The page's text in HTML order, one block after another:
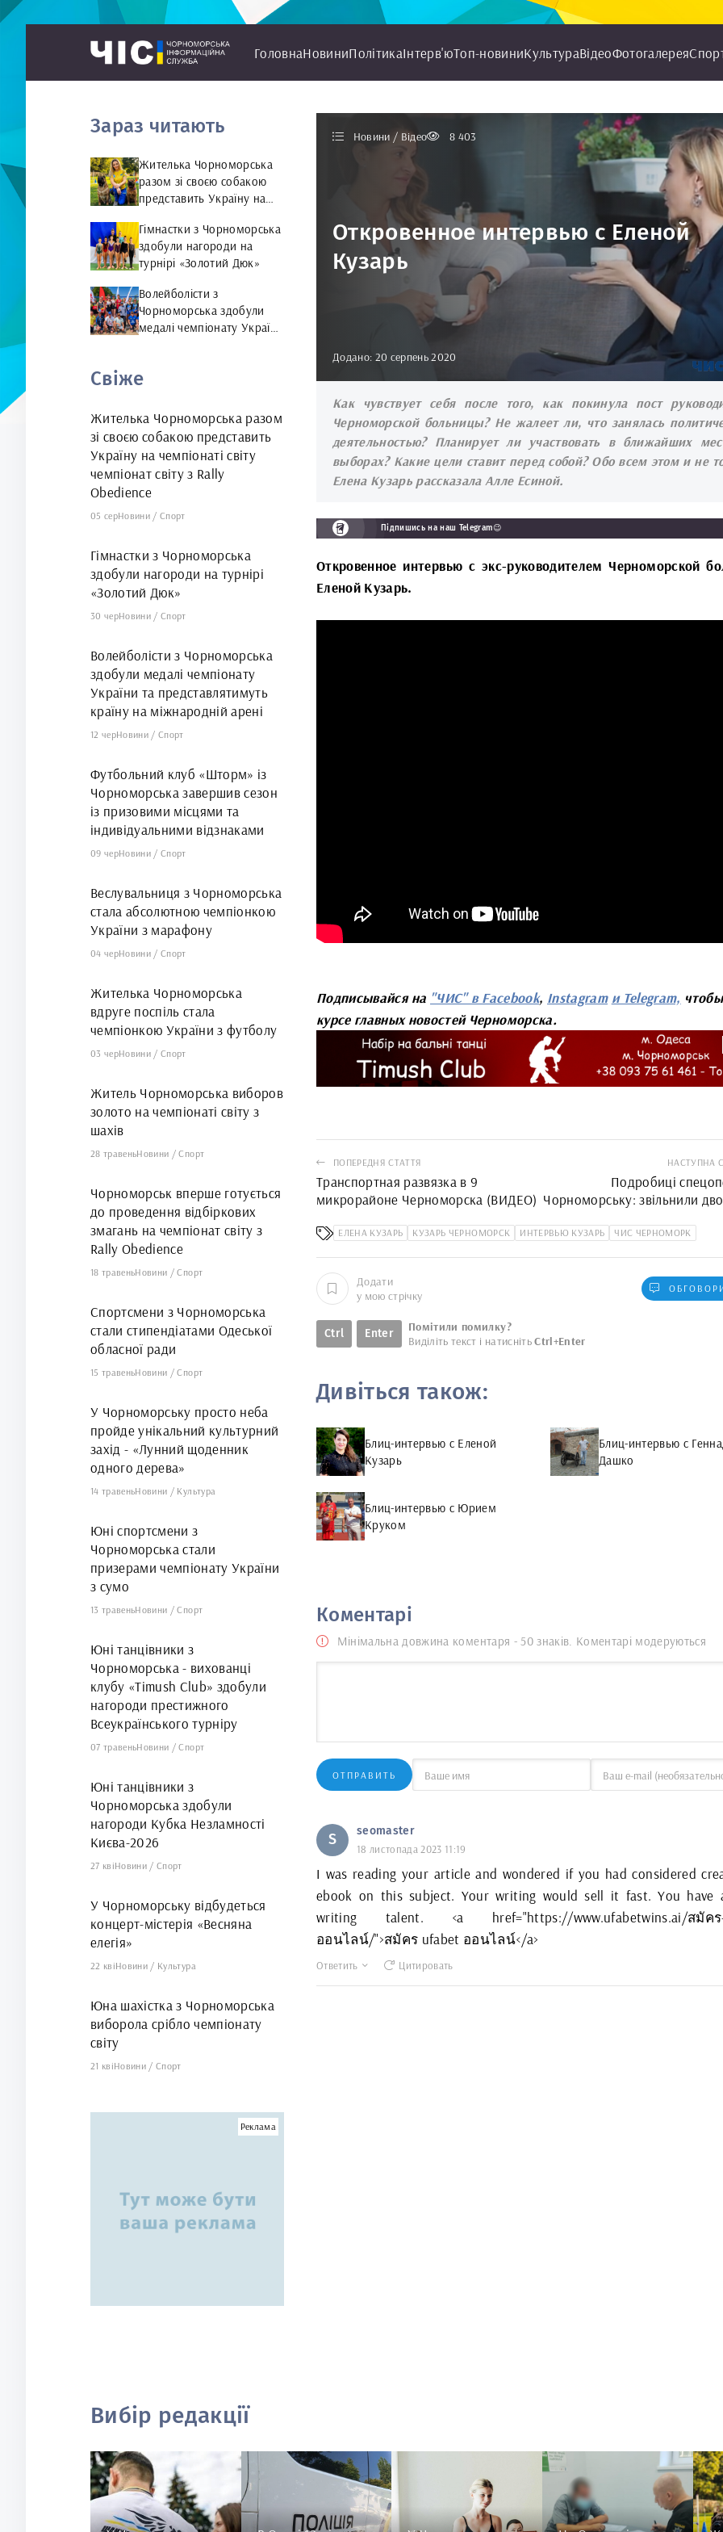
ГоловнаНовиниПолітикаІнтерв'юТоп-новиниКультураВідеоФотогалерея
Новини / Відео 8 403
Откровенное интервью с Еленой
Кузарь
Додано: 20 серпень 2020
Как чувствует себя после того, как покинула пост
Черноморской больницы? Не жалеет ли, что занялась
деятельностью? Планирует ли участвовать в ближайших
выборах? Какие цели ставит перед собой? Обо всем этом и не
Елена Кузарь рассказала Алле Есиной.
Підпишись на наш Telegram😉
Откровенное интервью с экс-руководителем Черноморской
Еленой Кузарь.
Подписывайся на "ЧИС" в Facebook, Instagram и Telegram,
курсе главных новостей Черноморска.
ПОПЕРЕДНЯ СТАТТЯ
Транспортная развязка в 9
микрорайоне Черноморска (ВИДЕО)
НАСТУПНА
Подробиці
Чорноморську: звільнили
заручники батько дитини
ЕЛЕНА КУЗАРЬ КУЗАРЬ ЧЕРНОМОРСК ИНТЕРВЬЮ КУЗАРЬ ЧИС ЧЕРНОМОРК
Додати
у мою стрічку
Ctrl Enter
Помітили помилку?
Виділіть текст і натиснітьCtrl+Enter
Дивіться також:
Блиц-интервью с Еленой
Кузарь
Блиц-интервью с
Дашко
Блиц-интервью с Юрием
Круком
Коментарі
Мінімальна довжина коментаря - 50 знаків. Коментарі модеруються
ОТПРАВИТЬ
S seomaster
18 листопада 2023 11:19
I was reading your article and wondered if you had considered
ebook on this subject. Your writing would sell it fast. You
writing talent. <a href="https://www.ufabetwins.ai/สมัคร-
ออนไลน์/">สมัคร ufabet ออนไลน์</a>
Ответить Цитировать
Зараз читають
Жителька Чорноморська
разом зі своєю собакою
представить Україну на
світу з Rally Obedience
Гімнастки з Чорноморська
здобули нагороди на
турнірі «Золотий Дюк»
Волейболісти з
Чорноморська здобули
медалі чемпіонату України
арені
Свіже
Жителька Чорноморська разом
зі своєю собакою представить
Україну на чемпіонаті світу
чемпіонат світу з Rally
Obedience
05 серНовини /Спорт
Гімнастки з Чорноморська
здобули нагороди на турнірі
«Золотий Дюк»
30 черНовини /Спорт
Волейболісти з Чорноморська
здобули медалі чемпіонату
України та представлятимуть
країну на міжнародній арені
12 черНовини /Спорт
Футбольний клуб «Шторм» із
Чорноморська завершив сезон
із призовими місцями та
індивідуальними відзнаками
09 черНовини /Спорт
Веслувальниця з Чорноморська
стала абсолютною чемпіонкою
України з марафону
04 черНовини /Спорт
Жителька Чорноморська
вдруге поспіль стала
чемпіонкою України з футболу
03 черНовини /Спорт
Житель Чорноморська виборов
золото на чемпіонаті світу з
шахів
28 травеньНовини /Спорт
Чорноморськ вперше готується
до проведення відбіркових
змагань на чемпіонат світу з
Rally Obedience
18 травеньНовини /Спорт
Спортсмени з Чорноморська
стали стипендіатами Одеської
обласної ради
15 травеньНовини /Спорт
У Чорноморську просто неба
пройде унікальний культурний
захід - «Лунний щоденник
одного дерева»
14 травеньНовини / Культура
Юні спортсмени з
Чорноморська стали
призерами чемпіонату України
з сумо
13 травеньНовини /Спорт
Юні танцівники з
Чорноморська - вихованці
клубу «Timush Club» здобули
нагороди престижного
Всеукраїнського турніру
07 травеньНовини /Спорт
Юні танцівники з
Чорноморська здобули
нагороди Кубка Незламності
Києва-2026
27 квіНовини /Спорт
У Чорноморську відбудеться
концерт-містерія «Весняна
елегія»
22 квіНовини / Культура
Юна шахістка з Чорноморська
виборола срібло чемпіонату
світу
21 квіНовини /Спорт
Реклама
Вибір редакції